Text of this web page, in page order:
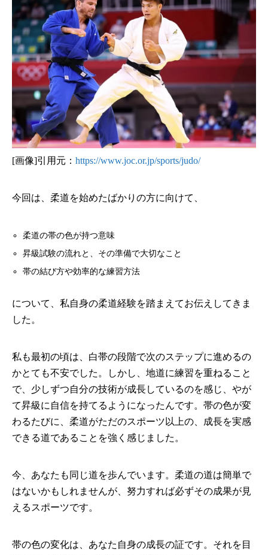
[画像]引用元： https://www.joc.or.jp/sports/judo/
今回は、柔道を始めたばかりの方に向けて、
柔道の帯の色が持つ意味
昇級試験の流れと、その準備で大切なこと
帯の結び方や効率的な練習方法
について、私自身の柔道経験を踏まえてお伝えしてきま
した。
私も最初の頃は、白帯の段階で次のステップに進めるの
かとても不安でした。しかし、地道に練習を重ねること
で、少しずつ自分の技術が成長しているのを感じ、やが
て昇級に自信を持てるようになったんです。帯の色が変
わるたびに、柔道がただのスポーツ以上の、成長を実感
できる道であることを強く感じました。
今、あなたも同じ道を歩んでいます。柔道の道は簡単で
はないかもしれませんが、努力すれば必ずその成果が見
えるスポーツです。
帯の色の変化は、あなた自身の成長の証です。それを目